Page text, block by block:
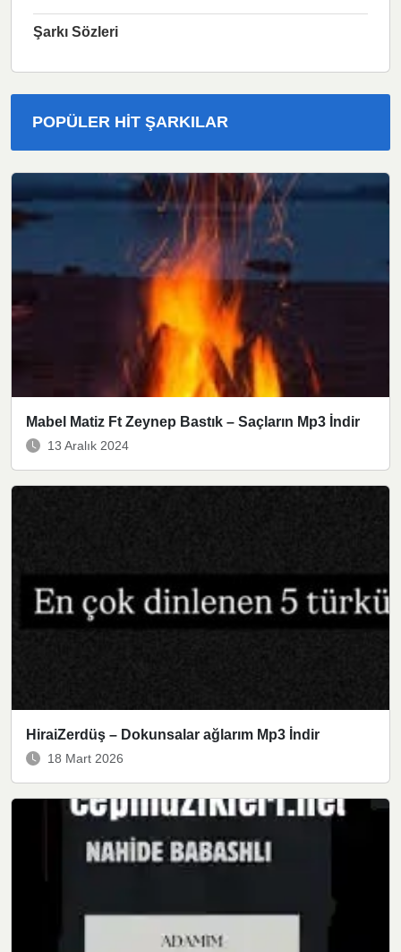
Şarkı Sözleri
POPÜLER HIT ŞARKILAR
Mabel Matiz Ft Zeynep Bastık – Saçların Mp3 İndir
13 Aralık 2024
HiraiZerdüş – Dokunsalar ağlarım Mp3 İndir
18 Mart 2026